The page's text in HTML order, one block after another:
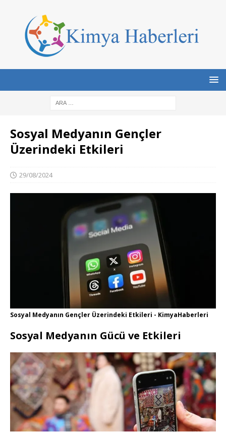
Sosyal Medyanın Gençler
Üzerindeki Etkileri
29/08/2024
Sosyal Medyanın Gençler Üzerindeki Etkileri - KimyaHaberleri
Sosyal Medyanın Gücü ve Etkileri